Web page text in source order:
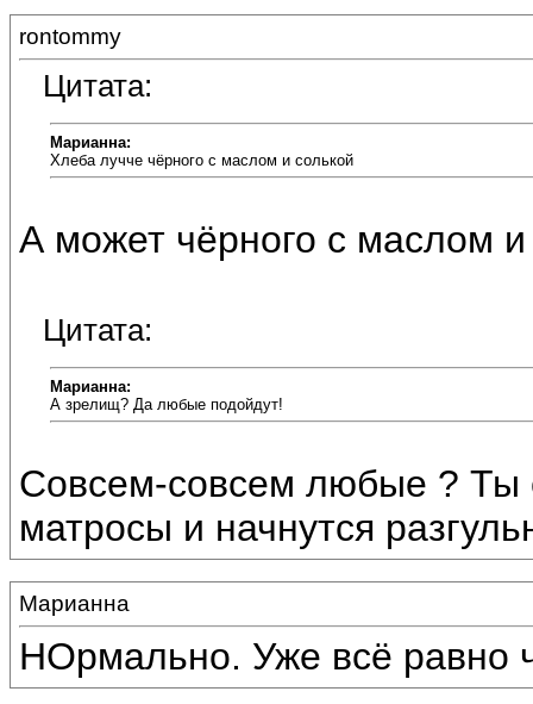
rontommy
Цитата:
Марианна:
Хлеба лучче чёрного с маслом и солькой
А может чёрного с маслом и
Цитата:
Марианна:
А зрелищ? Да любые подойдут!
Совсем-совсем любые ? Ты
матросы и начнутся
Марианна
НОрмально. Уже всё равно